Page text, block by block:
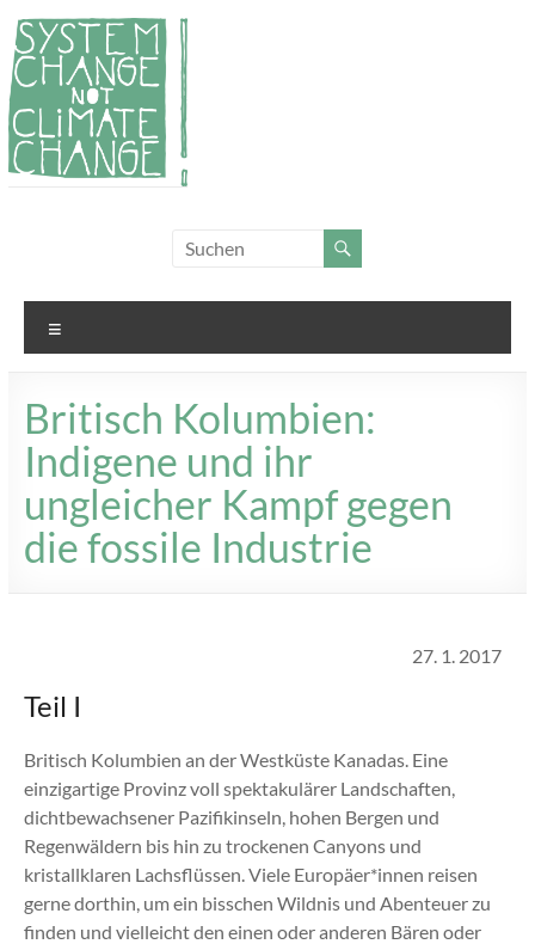
Zum
Inhalt
springen
Change!
Britisch Kolumbien:
Indigene und ihr
ungleicher Kampf gegen
die fossile Industrie
27. 1. 2017
Teil I
Britisch Kolumbien an der Westküste Kanadas. Eine
einzigartige Provinz voll spektakulärer Landschaften,
dichtbewachsener Pazifikinseln, hohen Bergen und
Regenwäldern bis hin zu trockenen Canyons und
kristallklaren Lachsflüssen. Viele Europäer*innen reisen
gerne dorthin, um ein bisschen Wildnis und Abenteuer zu
finden und vielleicht den einen oder anderen Bären oder